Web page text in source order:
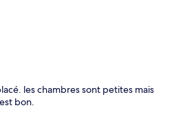
les chambres sont petites mais
bon.